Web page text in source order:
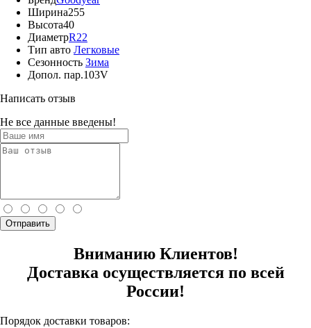
Ширина255
Высота40
ДиаметрR22
Тип авто Легковые
Сезонность Зима
Допол. пар.103V
Написать отзыв
Не все данные введены!
Отправить
Вниманию Клиентов!
Доставка осуществляется по всей
России!
Порядок доставки товаров: